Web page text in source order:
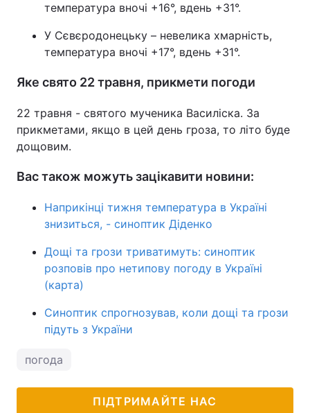
температура вночі +16°, вдень +31°.
У Сєвєродонецьку – невелика хмарність,
температура вночі +17°, вдень +31°.
Яке свято 22 травня, прикмети погоди
22 травня - святого мученика Василіска. За
прикметами, якщо в цей день гроза, то літо буде
дощовим.
Вас також можуть зацікавити новини:
Наприкінці тижня температура в Україні
знизиться, - синоптик Діденко
Дощі та грози триватимуть: синоптик
розповів про нетипову погоду в Україні
(карта)
Синоптик спрогнозував, коли дощі та грози
підуть з України
погода
ПІДТРИМАЙТЕ НАС